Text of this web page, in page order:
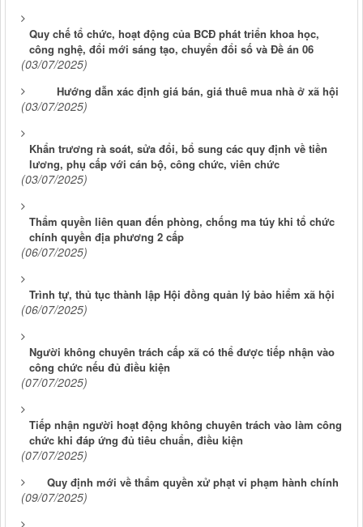
Quy chế tổ chức, hoạt động của BCĐ phát triển khoa học,
công nghệ, đổi mới sáng tạo, chuyển đổi số và Đề án 06
(03/07/2025)
Hướng dẫn xác định giá bán, giá thuê mua nhà ở xã hội
(03/07/2025)
Khẩn trương rà soát, sửa đổi, bổ sung các quy định về tiền
lương, phụ cấp với cán bộ, công chức, viên chức
(03/07/2025)
Thẩm quyền liên quan đến phòng, chống ma túy khi tổ chức
chính quyền địa phương 2 cấp
(06/07/2025)
Trình tự, thủ tục thành lập Hội đồng quản lý bảo hiểm xã hội
(06/07/2025)
Người không chuyên trách cấp xã có thể được tiếp nhận vào
công chức nếu đủ điều kiện
(07/07/2025)
Tiếp nhận người hoạt động không chuyên trách vào làm công
chức khi đáp ứng đủ tiêu chuẩn, điều kiện
(07/07/2025)
Quy định mới về thẩm quyền xử phạt vi phạm hành chính
(09/07/2025)